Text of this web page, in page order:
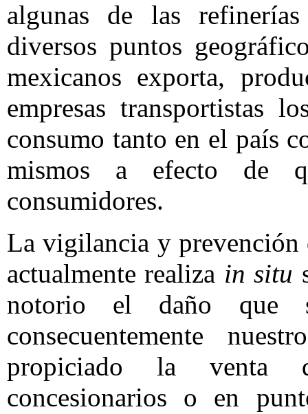
algunas de las
diversos puntos
mexicanos exporta,
empresas transportistas
consumo tanto en el país
mismos a efecto de
consumidores.
La vigilancia y prevención
actualmente realiza in situ
notorio el daño que
consecuentemente
propiciado la venta
concesionarios o en